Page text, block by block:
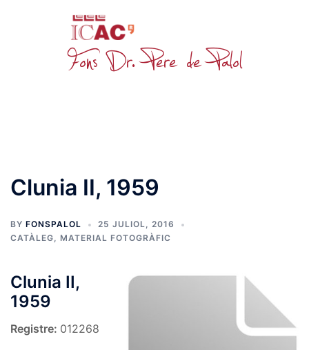
Clunia II, 1959
BY FONSPALOL
25 JULIOL, 2016
CATÀLEG, MATERIAL FOTOGRÀFIC
Clunia II,
1959
Registre: 012268